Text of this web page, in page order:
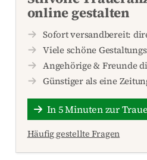
online gestalten
Sofort versandbereit:
Viele schöne
Angehörige & Freunde
Günstiger als eine
In 5 Minuten zur
Häufig gestellte Fragen